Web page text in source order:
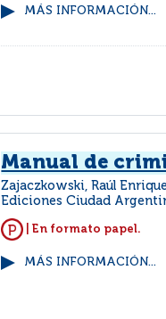
MÁS INFORMACIÓN...
Manual de
Zajaczkowski, Raúl Enrique
Ediciones Ciudad
| En formato papel.
MÁS INFORMACIÓN...